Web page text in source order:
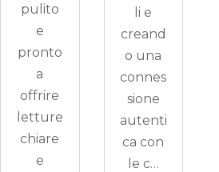
pulito
e
pronto
a
offrire
letture
chiare
e
li e
creand
o una
connes
sione
autenti
ca con
le c…